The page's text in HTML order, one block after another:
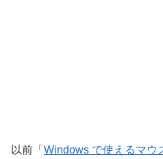
以前「 Windows で使えるマウ